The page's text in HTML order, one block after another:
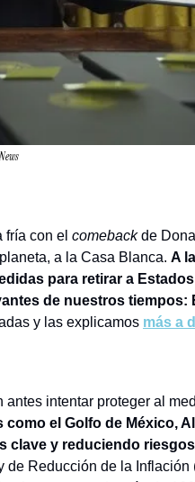
con el comeback de
a la Casa Blanca. A
para retirar a
de nuestros tiempos:
y las explicamos más a
el Golfo de México,
clave y reduciendo
de Reducción de la Inflación